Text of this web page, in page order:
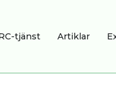
tjänst Artiklar